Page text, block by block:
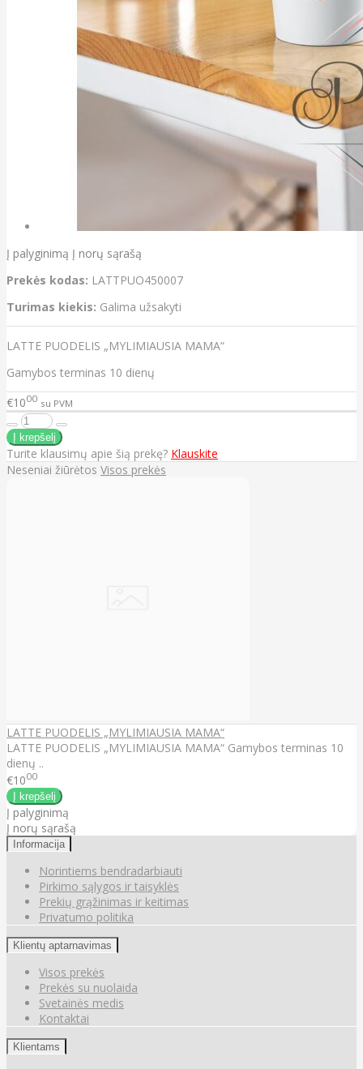
Į palyginimą Į norų sąrašą
Prekės kodas: LATTPUO450007
Turimas kiekis: Galima užsakyti
LATTE PUODELIS „MYLIMIAUSIA MAMA“
Gamybos terminas 10 dienų
€1000 su PVM
Turite klausimų apie šią prekę? Klauskite
Neseniai žiūrėtos Visos prekės
LATTE PUODELIS „MYLIMIAUSIA MAMA“
LATTE PUODELIS „MYLIMIAUSIA MAMA“ Gamybos terminas 10
dienų ..
€1000
Į palyginimą
Į norų sąrašą
Informacija
Norintiems bendradarbiauti
Pirkimo sąlygos ir taisyklės
Prekių grąžinimas ir keitimas
Privatumo politika
Klientų aptarnavimas
Visos prekės
Prekės su nuolaida
Svetainės medis
Kontaktai
Klientams